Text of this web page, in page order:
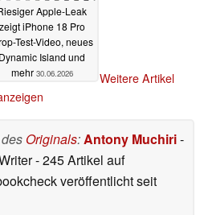
Apple-Leak
zeigt iPhone 18 Pro
Test-Video, neues
Dynamic Island und
mehr 30.06.2026
Weitere Artikel
Originals:Antony Muchiri-
- 245 Artikel auf
veröffentlichtseit